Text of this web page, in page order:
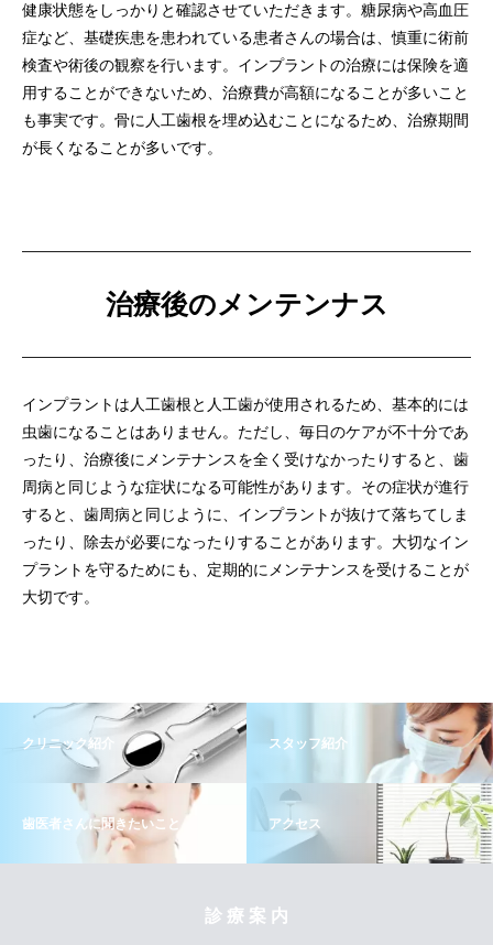
健康状態をしっかりと確認させていただきます。糖尿病や高血圧
症など、基礎疾患を患われている患者さんの場合は、慎重に術前
検査や術後の観察を行います。インプラントの治療には保険を適
用することができないため、 治療費が高額になることが多いこと
も事実です。骨に人工歯根を埋め込むことになるため、 治療期間
が長くなることが多いです。
治療後のメンテンナス
インプラントは人工歯根と人工歯が使用されるため、 基本的には
虫歯になることはありません。ただし、 毎日のケアが不十分であ
ったり、治療後にメンテナンスを全く受けなかったりすると、 歯
周病と同じような症状になる可能性があります。 その症状が進行
すると、歯周病と同じように、 インプラントが抜けて落ちてしま
ったり、除去が必要になったりすることがあります。 大切なイン
プラントを守るためにも、 定期的にメンテナンスを受けることが
大切です。
クリニック紹介 スタッフ紹介
歯医者さんに聞きたいこと アクセス
診 療 案 内